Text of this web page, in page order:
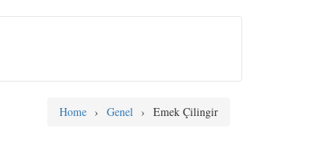
Home › Genel › Emek Çilingir